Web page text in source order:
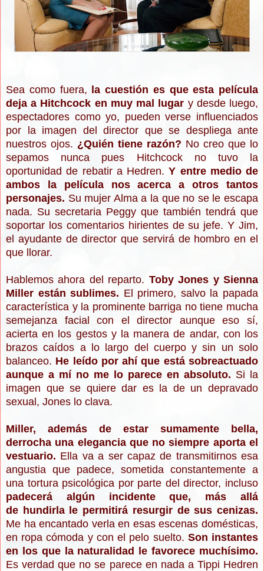
Sea como fuera, la cuestión es que esta película
deja a Hitchcock en muy mal lugar y desde luego,
espectadores como yo, pueden verse influenciados
por la imagen del director que se despliega ante
nuestros ojos. ¿Quién tiene razón? No creo que lo
sepamos nunca pues Hitchcock no tuvo la
oportunidad de rebatir a Hedren.Y entre medio de
ambos la película nos acerca a otros tantos
personajes. Su mujer Alma a la que no se le escapa
nada. Su secretaria Peggy que también tendrá que
soportar los comentarios hirientes de su jefe. Y Jim,
el ayudante de director que servirá de hombro en el
que llorar.
Hablemos ahora del reparto. Toby Jones y Sienna
Miller están sublimes. El primero, salvo la papada
característica y la prominente barriga no tiene mucha
semejanza facial con el director aunque eso sí,
acierta en los gestos y la manera de andar, con los
brazos caídos a lo largo del cuerpo y sin un solo
balanceo. He leído por ahí que está sobreactuado
aunque a mí no me lo parece en absoluto. Si la
imagen que se quiere dar es la de un depravado
sexual, Jones lo clava.
Miller, además de estar sumamente bella,
derrocha una elegancia que no siempre aporta el
vestuario. Ella va a ser capaz de transmitirnos esa
angustia que padece, sometida constantemente a
una tortura psicológica por parte del director, incluso
padecerá algún incidente que, más allá
de hundirla le permitirá resurgir de sus cenizas.
Me ha encantado verla en esas escenas domésticas,
en ropa cómoda y con el pelo suelto. Son instantes
en los que la naturalidad le favorece muchísimo.
Es verdad que no se parece en nada a Tippi Hedren